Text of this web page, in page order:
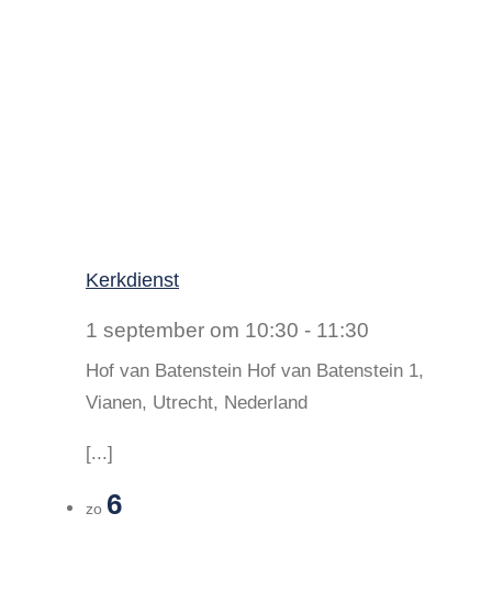
Kerkdienst
1 september om 10:30 - 11:30
Hof van Batenstein Hof van Batenstein 1,
Vianen, Utrecht, Nederland
[...]
zo 6